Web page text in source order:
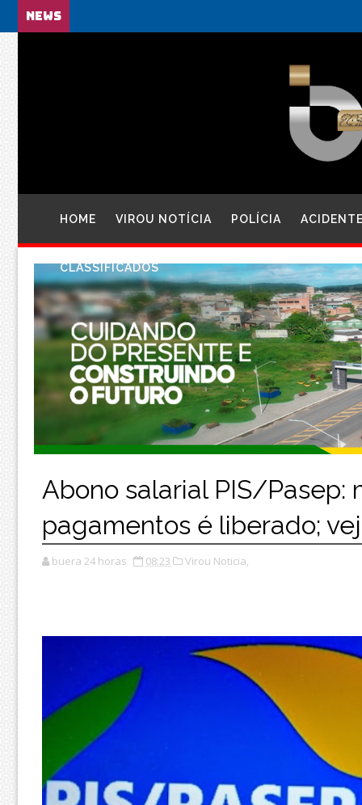
NEWS
HOME VIROU NOTÍCIA POLÍCIA
CLASSIFICADOS
Abono salarial PIS/Pasep:
pagamentos é liberado;
buera 24 horas 08:23 Virou Noticia,